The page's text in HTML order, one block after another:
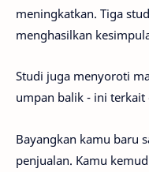
meningkatkan. Tiga
menghasilkan
Studi juga menyoroti
umpan balik - ini terkait
Bayangkan kamu baru
penjualan. Kamu